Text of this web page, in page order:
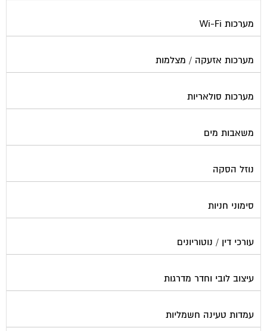
מערכות Wi-Fi
מערכות אזעקה / מצלמות
מערכות סולאריות
משאבות מים
נוזל הסקה
סימוני חניות
עורכי דין / נוטוריונים
עיצוב לובי וחדר מדרגות
עמדות טעינה חשמליות